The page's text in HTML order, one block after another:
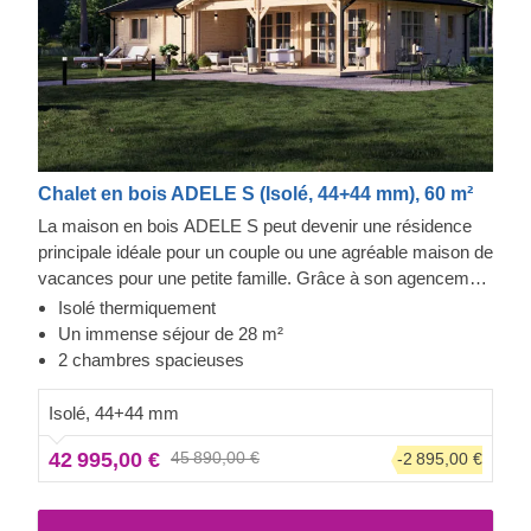
Chalet en bois ADELE S (Isolé, 44+44 mm), 60 m²
La maison en bois ADELE S peut devenir une résidence
principale idéale pour un couple ou une agréable maison de
vacances pour une petite famille. Grâce à son agencement
particulièrement fonctionnel, avec deux chambres d'un
côté et un vaste séjour avec cuisine ouverte de l'autre,
ADELE S représente parfaitement l'alliance entre
exceptionnel. Veuillez noter que la maison est livrée en kit,
sans peinture. Nous proposons la peinture en option.
Comme vous pouvez le constater, la façade est tout
simplement magnifique en blanc !Veuillez noter que
l'apparence de ce modèle spécifique peut varier de
Isolé thermiquement
Un immense séjour de 28 m²
2 chambres spacieuses
Isolé, 44+44 mm
42 995,00 € 45 890,00 € -2 895,00 €